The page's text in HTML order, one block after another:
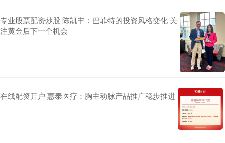
专业股票配资炒股 陈凯丰：巴菲特的投资风格变化 关
注黄金后下一个机会
在线配资开户 惠泰医疗：胸主动脉产品推广稳步推进